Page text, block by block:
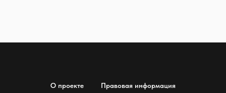
О проекте Правовая информация